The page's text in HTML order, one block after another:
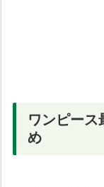
ワンピース
め